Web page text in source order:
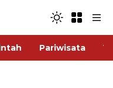
Pariwisata